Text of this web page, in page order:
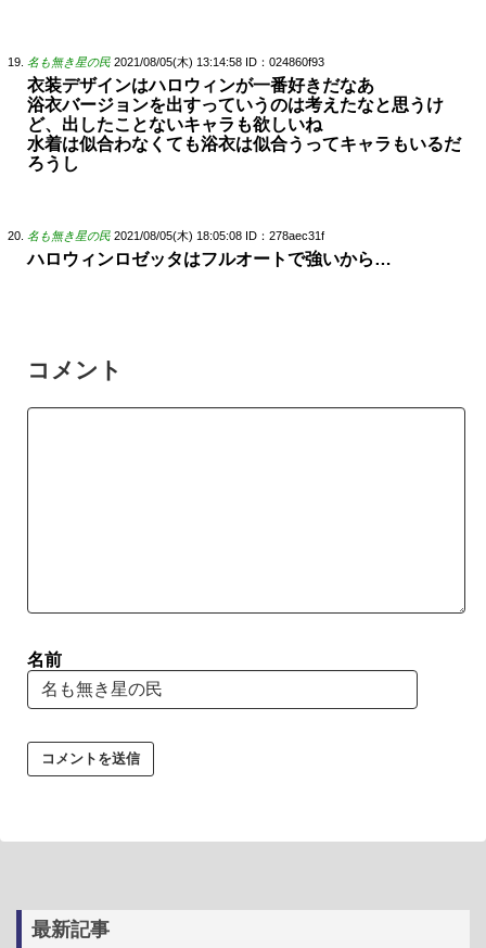
名も無き星の民 2021/08/05(木) 13:14:58 ID：024860f93
衣装デザインはハロウィンが一番好きだなあ
浴衣バージョンを出すっていうのは考えたなと思うけ
ど、出したことないキャラも欲しいね
水着は似合わなくても浴衣は似合うってキャラもいるだ
ろうし
名も無き星の民 2021/08/05(木) 18:05:08 ID：278aec31f
ハロウィンロゼッタはフルオートで強いから…
コメント
名前
最新記事